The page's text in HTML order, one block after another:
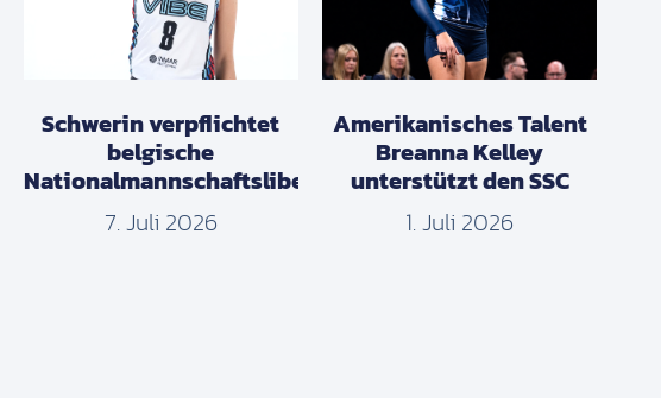
Schwerin verpflichtet
belgische
Nationalmannschaftslibera
7. Juli 2026
Amerikanisches Talent
Breanna Kelley
unterstützt den SSC
1. Juli 2026